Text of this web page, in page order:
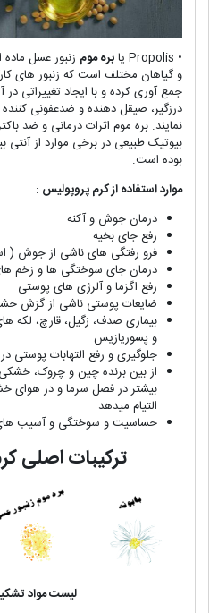
• Propolis یا بره موم زنبور عسل
و گیاهان مختلف است که زنبور های
جمع آوری کرده و با ایجاد تغییراتی در
درزگیر، صیقل دهنده و ضدعفونی
نمایند. بره موم اثرات درمانی و ضد
بیوتیک طبیعی در برخی موارد از آنتی
بوده است.
موارد استفاده از کرم پروپولیس :
درمان جوش و آکنه
رفع جای بخیه
فرو رفتگی های ناشی از جوش (
درمان جای سوختگی ها و زخم
رفع اگزما و آلرژی های پوستی
ضایعات پوستی ناشی از گزش
بیماری صدف، زگیل، قارچ، لکه
و پسوریازیس
جلوگیری و رفع التهابات پوستی
از بین برنده چین و چروک،
بیشتر در فصل سرما و در هوای
التیام میدهد
حساسیت و سوختگی و آسیب
ترکیبات اصلی
لیست مواد